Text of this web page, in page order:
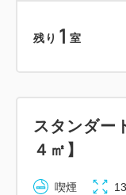
◇加湿空気清浄機
～駐車場のご案
◆ホテル入居ビ
◆１泊１回券（
残り 1 室
スタンダー
４㎡】
喫煙